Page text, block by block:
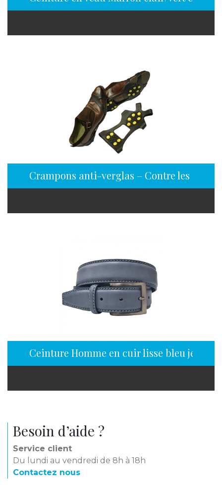
Besoin d’aide ?
Service client
Du lundi au vendredi de 8h à 18h
Contactez nous
Crampons anti-verglas – Contre les
Ceinture Homme en cuir lisse bleu jean